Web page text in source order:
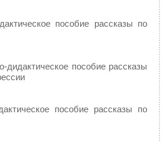
пособие рассказы по
пособие рассказы
пособие рассказы по